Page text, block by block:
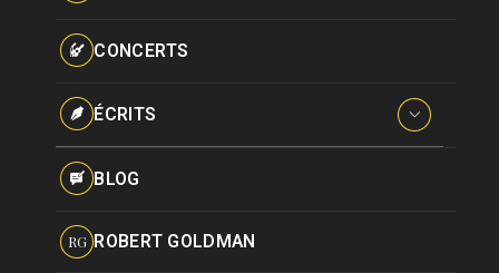
Pseudonymes
CONCERTS
ÉCRITS
Interviews
BLOG
RG ROBERT GOLDMAN